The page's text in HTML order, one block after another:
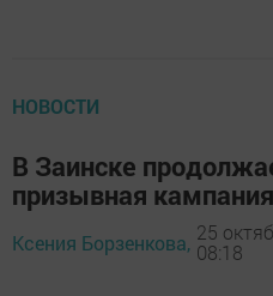
НОВОСТИ
В Заинске
призывная кампания
Ксения Борзенкова, 25
08:18